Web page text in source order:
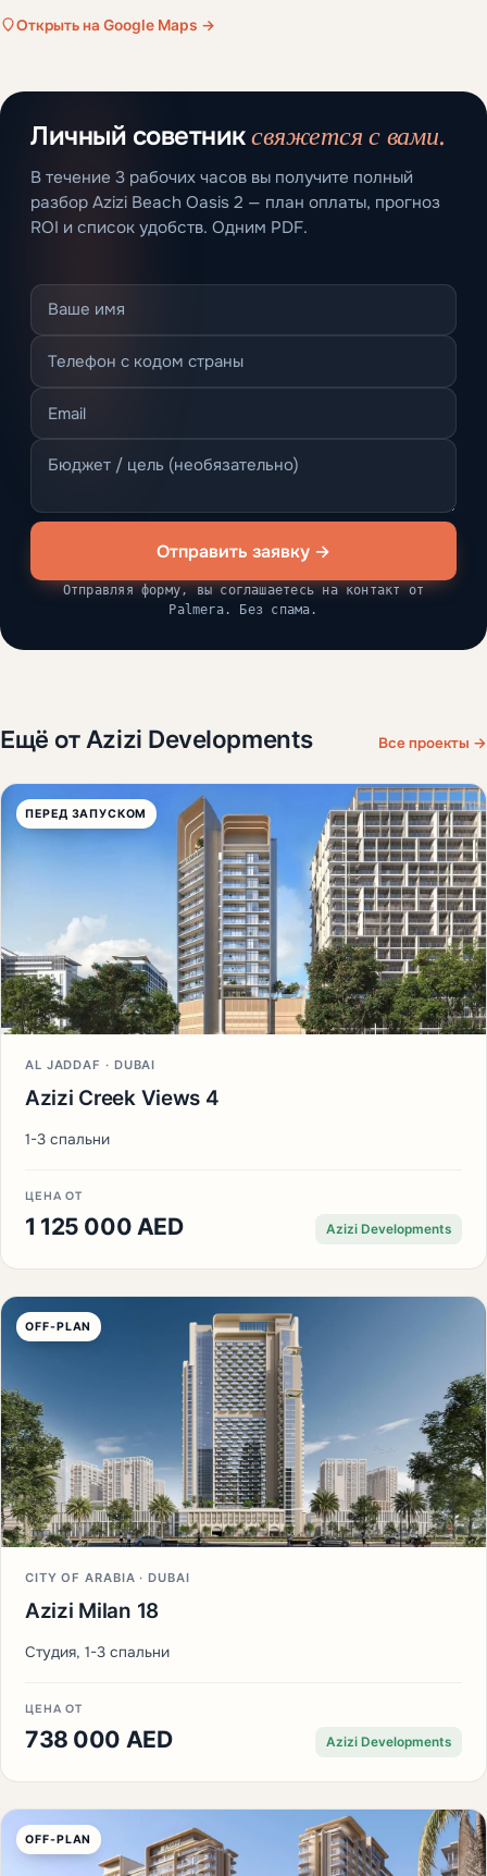
Открыть на Google Maps →
Личный советниксвяжется с вами.
В течение 3 рабочих часов вы получите полный
разбор Azizi Beach Oasis 2 — план оплаты, прогноз
ROI и список удобств. Одним PDF.
Отправить заявку →
Отправляя форму, вы соглашаетесь на контакт от
Palmera. Без спама.
Ещё от Azizi Developments Все проекты →
ПЕРЕД ЗАПУСКОМ
AL JADDAF · DUBAI
Azizi Creek Views 4
1-3 спальни
ЦЕНА ОТ
1 125 000 AED Azizi Developments
OFF-PLAN
CITY OF ARABIA · DUBAI
Azizi Milan 18
Студия, 1-3 спальни
ЦЕНА ОТ
738 000 AED Azizi Developments
OFF-PLAN